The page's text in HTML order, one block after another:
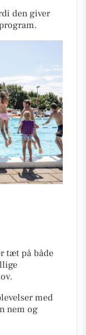
den giver
tæt på både
med
nem og